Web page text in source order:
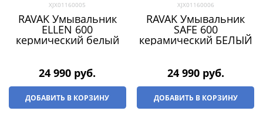
XJX01160005
RAVAK Умывальник
ELLEN 600
кермический белый
24 990 руб.
ДОБАВИТЬ В КОРЗИНУ
XJX01160006
RAVAK Умывальник
SAFE 600
керамический БЕЛЫЙ
24 990 руб.
ДОБАВИТЬ В КОРЗИНУ